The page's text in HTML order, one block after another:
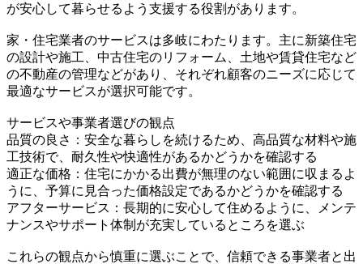
が安心して暮らせるよう支援する役割があります。
家・住宅業者のサービスは多岐にわたります。主に新築住宅
の設計や施工、中古住宅のリフォーム、土地や賃貸住宅など
の不動産の管理などがあり、それぞれ顧客のニーズに応じて
最適なサービスが選択可能です。
サービスや事業者選びの観点
品質の良さ：安全な暮らしを続けるため、高品質な材料や施
工技術で、耐久性や快適性があるかどうかを確認する
適正な価格：住宅にかかる出費が無理のない範囲に収まるよ
うに、予算に見合った価格設定であるかどうかを確認する
アフターサービス：長期的に安心して住めるように、メンテ
ナンスやサポート体制が充実しているところを選ぶ
これらの観点から慎重に選ぶことで、信頼できる事業者と出